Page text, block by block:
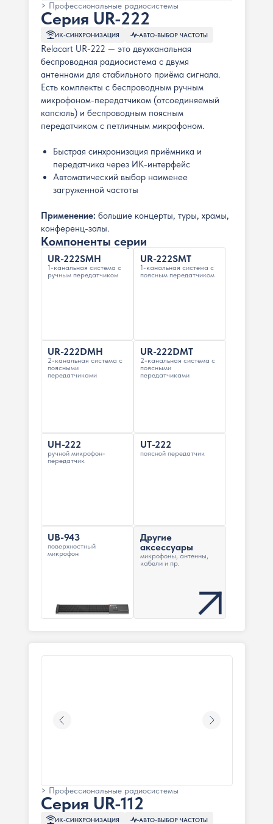
> Профессиональные радиосистемы
Серия UR-222
ИК-СИНХРОНИЗАЦИЯ АВТО-ВЫБОР ЧАСТОТЫ
Relacart UR-222 — это двухканальная
беспроводная радиосистема с двумя
антеннами для стабильного приёма сигнала.
Есть комплекты с беспроводным ручным
микрофоном-передатчиком (отсоединяемый
капсюль) и беспроводным поясным
передатчиком с петличным микрофоном.
Быстрая синхронизация приёмника и
передатчика через ИК-интерфейс
Автоматический выбор наименее
загруженной частоты
Применение: большие концерты, туры, храмы,
конференц-залы.
Компоненты серии
UR-222SMH
1-канальная система с
ручным передатчиком
UR-222SMT
1-канальная система с
поясным передатчиком
UR-222DMH
2-канальная система с
поясными
передатчиками
UR-222DMT
2-канальная система с
поясными
передатчиками
UH-222
ручной микрофон-
передатчик
UT-222
поясной передатчик
UB-943
поверхностный
микрофон
Другие
аксессуары
микрофоны, антенны,
кабели и пр.
> Профессиональные радиосистемы
Серия UR-112
ИК-СИНХРОНИЗАЦИЯ АВТО-ВЫБОР ЧАСТОТЫ